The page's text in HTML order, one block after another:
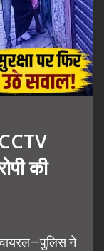
की
वायरल—पुलिस ने